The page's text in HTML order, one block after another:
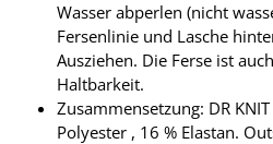
Wasser abperlen (nicht
Fersenlinie und Lasche
Ausziehen. Die Ferse ist
Haltbarkeit.
Zusammensetzung: DR
Polyester , 16 % Elastan.